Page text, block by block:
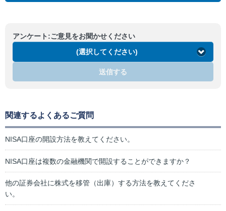
アンケート:ご意見をお聞かせください
(選択してください)
送信する
関連するよくあるご質問
NISA口座の開設方法を教えてください。
NISA口座は複数の金融機関で開設することができますか？
他の証券会社に株式を移管（出庫）する方法を教えてくださ
い。